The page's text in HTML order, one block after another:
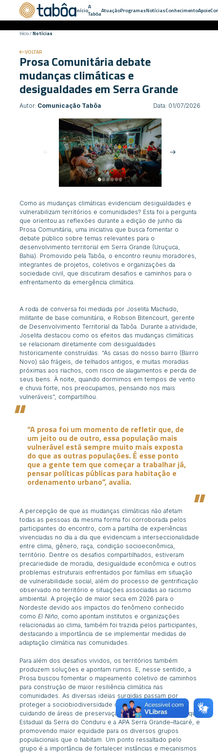
InícioA
TabôaAtuaçãoProgramasNotíciasConhecimentoApoie
Início/Notícias
Prosa Comunitária debate
mudanças climáticas e
desigualdades em Serra Grande
VOLTAR
Autor: Comunicação Tabôa Data: 01/07/2026
Como as mudanças climáticas evidenciam desigualdades e
vulnerabilizam territórios e comunidades? Esta foi a pergunta
que orientou as reflexões durante a edição de junho da
Prosa Comunitária, uma iniciativa que busca fomentar o
debate público sobre temas relevantes para o
desenvolvimento territorial em Serra Grande (Uruçuca,
Bahia). Promovido pela Tabôa, o encontro reuniu moradores,
integrantes de projetos, coletivos e organizações da
sociedade civil, que discutiram desafios e caminhos para o
enfrentamento da emergência climática.
A roda de conversa foi mediada por Joselita Machado,
militante de base comunitária, e Robson Bitencourt, gerente
de Desenvolvimento Territorial da Tabôa. Durante a atividade,
Joselita destacou como os efeitos das mudanças climáticas
se relacionam diretamente com desigualdades
historicamente construídas. “As casas do nosso bairro (Bairro
Novo) são frágeis, de telhados antigos, e muitas moradias
próximas aos riachos, com risco de alagamentos e perda de
seus bens. À noite, quando dormimos em tempos de vento
e chuva forte, nos preocupamos, pensando nos mais
vulneráveis”, compartilhou.
“A prosa foi um momento de refletir que, de
um jeito ou de outro, essa população mais
vulnerável está sempre muito mais exposta
do que as outras populações. É esse ponto
que a gente tem que começar a trabalhar já,
pensar políticas públicas para habitação e
ordenamento urbano”, avalia.
A percepção de que as mudanças climáticas não afetam
todas as pessoas da mesma forma foi corroborada pelos
participantes do encontro, com a partilha de experiências
vivenciadas no dia a dia que evidenciam a interseccionalidade
entre clima, gênero, raça, condição socioeconômica,
território. Dentre os desafios compartilhados, estiveram
precariedade de moradia, desigualdade econômica e outros
problemas estruturais enfrentados por famílias em situação
de vulnerabilidade social, além do processo de gentrificação
observado no território e situações associadas ao racismo
ambiental. A projeção de maior seca em 2026 para o
Nordeste devido aos impactos do fenômeno conhecido
comoEl Niño, como apontam institutos e organizações
relacionadas ao clima, também foi trazida pelos participantes,
destacando a importância de se implementar medidas de
adaptação climática nas comunidades.
Para além dos desafios vividos, os territórios também
produzem soluções e apontam rumos. E, nesse sentido, a
Prosa buscou fomentar o mapeamento coletivo de caminhos
para construção de maior resiliência climática nas
comunidades. As diversas ideias surgidas passam por
proteger a sociobiodiversidade do território e entorno –
cuidando de áreas de preservação ambiental, como o Parque
Estadual da Serra do Conduru e a APA Serra Grande–Itacaré, e
promovendo maior equidade para os diversos grupos
populacionais que o habitam. Um ponto ressaltado pelo
grupo é a importância de fortalecer instâncias e mecanismos